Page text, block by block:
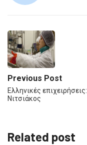
Previous Post
Ελληνικές επιχειρήσεις:
Νιτσιάκος
Related post